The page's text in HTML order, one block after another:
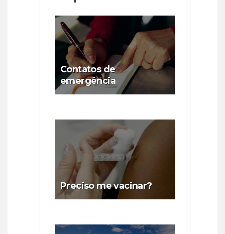
Contatos de
emergência
Preciso me vacinar?